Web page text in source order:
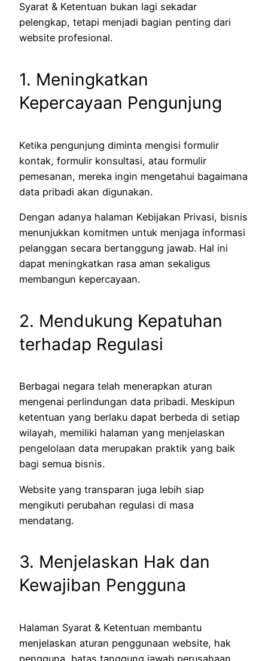
Syarat & Ketentuan bukan lagi sekadar
pelengkap, tetapi menjadi bagian penting dari
website profesional.
1. Meningkatkan
Kepercayaan Pengunjung
Ketika pengunjung diminta mengisi formulir
kontak, formulir konsultasi, atau formulir
pemesanan, mereka ingin mengetahui bagaimana
data pribadi akan digunakan.
Dengan adanya halaman Kebijakan Privasi, bisnis
menunjukkan komitmen untuk menjaga informasi
pelanggan secara bertanggung jawab. Hal ini
dapat meningkatkan rasa aman sekaligus
membangun kepercayaan.
2. Mendukung Kepatuhan
terhadap Regulasi
Berbagai negara telah menerapkan aturan
mengenai perlindungan data pribadi. Meskipun
ketentuan yang berlaku dapat berbeda di setiap
wilayah, memiliki halaman yang menjelaskan
pengelolaan data merupakan praktik yang baik
bagi semua bisnis.
Website yang transparan juga lebih siap
mengikuti perubahan regulasi di masa
mendatang.
3. Menjelaskan Hak dan
Kewajiban Pengguna
Halaman Syarat & Ketentuan membantu
menjelaskan aturan penggunaan website, hak
pengguna, batas tanggung jawab perusahaan,